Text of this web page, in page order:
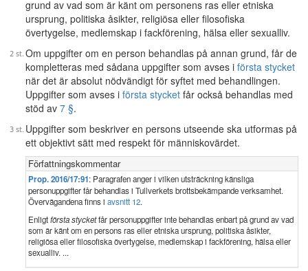
grund av vad som är känt om personens ras eller etniska
ursprung, politiska åsikter, religiösa eller filosofiska
övertygelse, medlemskap i fackförening, hälsa eller sexualliv.
Om uppgifter om en person behandlas på annan grund, får de
kompletteras med sådana uppgifter som avses i första stycket
när det är absolut nödvändigt för syftet med behandlingen.
Uppgifter som avses i första stycket får också behandlas med
stöd av 7 §.
Uppgifter som beskriver en persons utseende ska utformas på
ett objektivt sätt med respekt för människovärdet.
Författningskommentar
Prop. 2016/17:91: Paragrafen anger i vilken utsträckning känsliga
personuppgifter får behandlas i Tullverkets brottsbekämpande verksamhet.
Övervägandena finns i avsnitt 12.
Enligtförsta stycketfår personuppgifter inte behandlas enbart på grund av vad
som är känt om en persons ras eller etniska ursprung, politiska åsikter,
religiösa eller filosofiska övertygelse, medlemskap i fackförening, hälsa eller
sexualliv. ...